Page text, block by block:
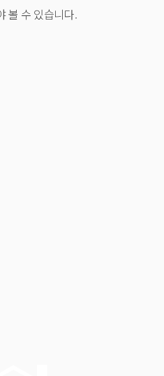
볼 수 있습니다.